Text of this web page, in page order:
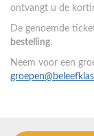
ontvangt u de
De genoemde
bestelling.
Neem voor een